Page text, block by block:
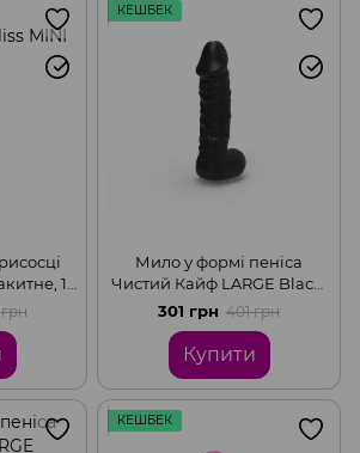
15
грн
КЕШБЕК
Мило у формі пеніса
Чистий Кайф LARGE Black,
крафтове мило-член,
натуральне
301 грн 401 грн
Купити
КЕШБЕК